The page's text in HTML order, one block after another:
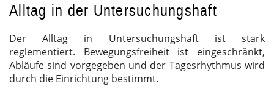
Alltag in der Untersuchungshaft
Der Alltag in Untersuchungshaft ist stark
reglementiert. Bewegungsfreiheit ist eingeschränkt,
Abläufe sind vorgegeben und der Tagesrhythmus wird
durch die Einrichtung bestimmt.